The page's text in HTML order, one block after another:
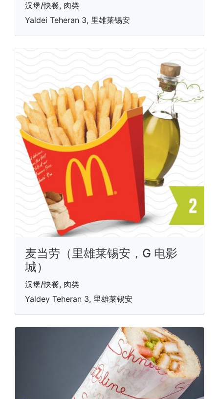
汉堡/快餐, 肉类
Yaldei Teheran 3, 里雄莱锡安
麦当劳（里雄莱锡安，G 电影
城）
汉堡/快餐, 肉类
Yaldey Teheran 3, 里雄莱锡安